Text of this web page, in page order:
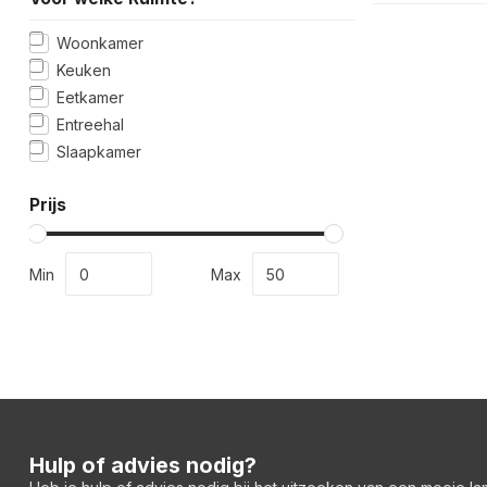
Woonkamer
Keuken
Eetkamer
Entreehal
Slaapkamer
Prijs
Min Max
Hulp of advies nodig?